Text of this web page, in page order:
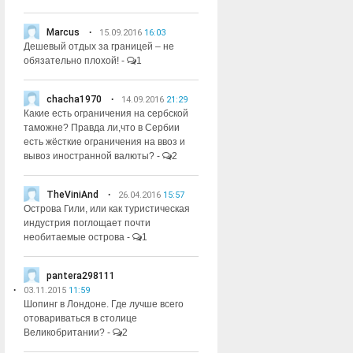
Marcus 15.09.2016 16:03
Дешевый отдых за границей – не
обязательно плохой! - 1
chacha1970 14.09.2016 21:29
Какие есть ограничения на сербской
таможне? Правда ли,что в Сербии
есть жёсткие ограничения на ввоз и
вывоз иностранной валюты? - 2
TheViniAnd 26.04.2016 15:57
Острова Гили, или как туристическая
индустрия поглощает почти
необитаемые острова - 1
pantera298111
03.11.2015 11:59
Шопинг в Лондоне. Где лучше всего
отовариваться в столице
Великобритании? - 2